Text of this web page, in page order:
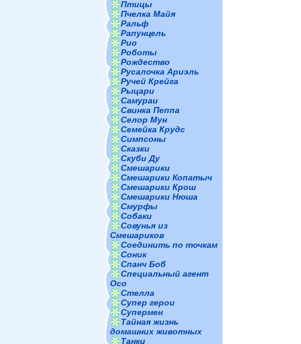
Птицы
Пчелка Майя
Ральф
Рапунцель
Рио
Роботы
Рождество
Русалочка Ариэль
Ручей Крейга
Рыцари
Самураи
Свинка Пеппа
Селор Мун
Семейка Крудс
Симпсоны
Сказки
Скуби Ду
Смешарики
Смешарики Копатыч
Смешарики Крош
Смешарики Нюша
Смурфы
Собаки
Совунья из
Смешариков
Соединить по точкам
Соник
Спанч Боб
Специальный агент
Осо
Стелла
Супер герои
Супермен
Тайная жизнь
домашних животных
Танки